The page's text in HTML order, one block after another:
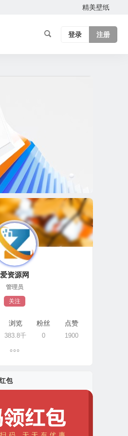
精美壁纸
登录 注册
爱资源网
管理员
关注
浏览
383.8千
粉丝
0
点赞
1900
包